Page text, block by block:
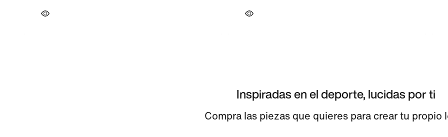
Inspiradas en el deporte, lucidas por ti
Compra las piezas que quieres para crear tu propio